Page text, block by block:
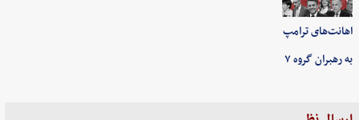
اهانت‌های ترامپ
به رهبران گروه ۷